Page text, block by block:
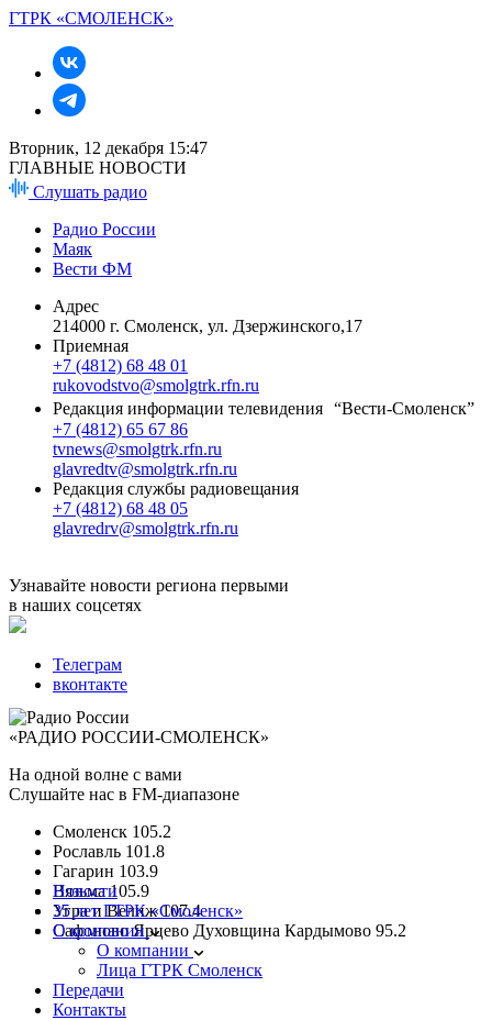
ГТРК «СМОЛЕНСК»
Вторник, 12 декабря 15:47
ГЛАВНЫЕ НОВОСТИ
Слушать радио
Радио России
Маяк
Вести ФМ
Адрес
214000 г. Смоленск, ул. Дзержинского,17
Приемная
+7 (4812) 68 48 01
rukovodstvo@smolgtrk.rfn.ru
Редакция информации телевидения “Вести-Смоленск”
+7 (4812) 65 67 86
tvnews@smolgtrk.rfn.ru
glavredtv@smolgtrk.rfn.ru
Редакция службы радиовещания
+7 (4812) 68 48 05
glavredrv@smolgtrk.rfn.ru
Узнавайте новости региона первыми
в наших соцсетях
Телеграм
вконтакте
«РАДИО РОССИИ-СМОЛЕНСК»
На одной волне с вами
Слушайте нас в FM-диапазоне
Смоленск 105.2
Рославль 101.8
Гагарин 103.9
Вязьма 105.9
Угра и Велиж 107.4
Сафоново Ярцево Духовщина Кардымово 95.2
Новости
35 лет ГТРК «Смоленск»
О компании
О компании
Лица ГТРК Смоленск
Передачи
Контакты